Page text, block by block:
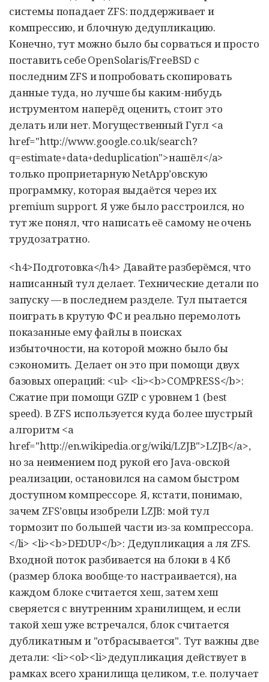
системы попадает ZFS: поддерживает и
компрессию, и блочную дедупликацию.
Конечно, тут можно было бы сорваться и просто
поставить себе OpenSolaris/FreeBSD с
последним ZFS и попробовать скопировать
данные туда, но лучше бы каким-нибудь
иструментом наперёд оценить, стоит это
делать или нет. Могущественный Гугл <a
href="http://www.google.co.uk/search?
q=estimate+data+deduplication">нашёл</a>
только проприетарную NetApp’овскую
программку, которая выдаётся через их
premium support. Я уже было расстроился, но
тут же понял, что написать её самому не очень
трудозатратно.
<h4>Подготовка</h4> Давайте разберёмся, что
написанный тул делает. Технические детали по
запуску — в последнем разделе. Тул пытается
поиграть в крутую ФС и реально перемолоть
показанные ему файлы в поисках
избыточности, на которой можно было бы
сэкономить. Делает он это при помощи двух
базовых операций: <ul> <li><b>COMPRESS</b>:
Сжатие при помощи GZIP с уровнем 1 (best
speed). В ZFS используется куда более шустрый
алгоритм <a
href="http://en.wikipedia.org/wiki/LZJB">LZJB</a>,
но за неимением под рукой его Java-овской
реализации, остановился на самом быстром
доступном компрессоре. Я, кстати, понимаю,
зачем ZFS’овцы изобрели LZJB: мой тул
тормозит по большей части из-за компрессора.
</li> <li><b>DEDUP</b>: Дедупликация а ля ZFS.
Входной поток разбивается на блоки в 4 Кб
(размер блока вообще-то настраивается), на
каждом блоке считается хеш, затем хеш
сверяется с внутренним хранилищем, и если
такой хеш уже встречался, блок считается
дубликатным и "отбрасывается". Тут важны две
детали: <li><ol><li>дедупликация действует в
рамках всего хранилища целиком, т.е. получает